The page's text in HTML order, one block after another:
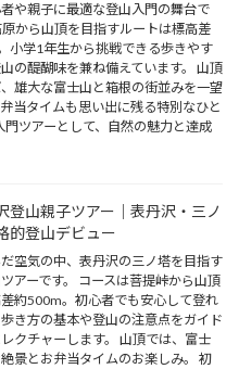
や親子に最適な登山入門の舞台で
原から山頂を目指すルートは標高差
小学1年生から挑戦できる歩きやす
の醍醐味を兼ね備えています。 山頂
雄大な富士山と箱根の街並みを一望
当タイムも思い出に残る特別なひと
ツアーとして、自然の魅力と達成
登山親子ツアー｜表丹沢・三ノ
的登山デビュー
空気の中、表丹沢の三ノ塔を目指す
アーです。 コースは菩提峠から山頂
約500m。初心者でも安心して登れ
き方の基本や登山の注意点をガイド
クチャーします。 山頂では、富士
景とお弁当タイムのお楽しみ。 初